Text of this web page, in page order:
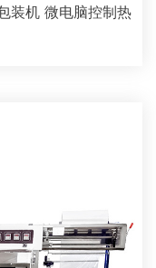
装机 微电脑控制热